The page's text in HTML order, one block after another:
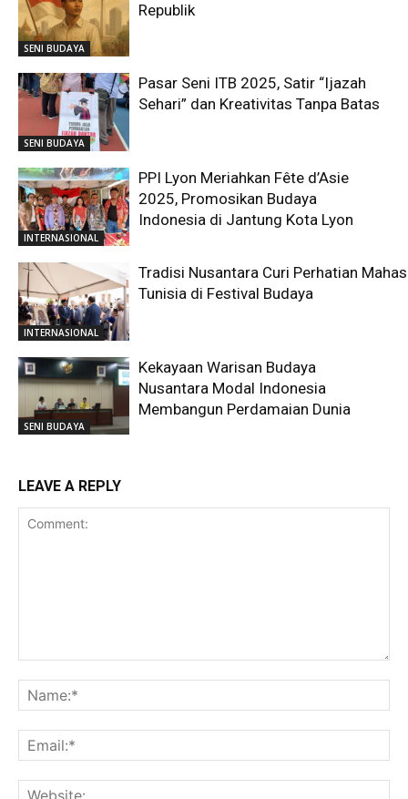
SENI BUDAYA
Republik
SENI BUDAYA
Pasar Seni ITB 2025, Satir “Ijazah
Sehari” dan Kreativitas Tanpa Batas
INTERNASIONAL
PPI Lyon Meriahkan Fête d’Asie
2025, Promosikan Budaya
Indonesia di Jantung Kota Lyon
INTERNASIONAL
Tradisi Nusantara Curi Perhatian
Tunisia di Festival Budaya
SENI BUDAYA
Kekayaan Warisan Budaya
Nusantara Modal Indonesia
Membangun Perdamaian Dunia
LEAVE A REPLY